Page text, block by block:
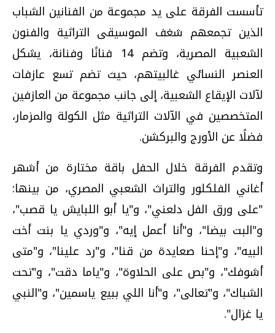
تأسست الفرقة على يد مجموعة من الفنانين الشباب
الذين تجمعهم شغف الموسيقى التراثية والفنون
الشعبية المصرية، وتضم 14 فنانًا وفنانة، يشكل
العنصر النسائي غالبيتهم، حيث تضم تسع عازفات
لآلات الإيقاع الشعبية، إلى جانب مجموعة من العازفين
المتخصصين في الآلات التراثية مثل الكولة والمزمار،
فضلًا عن الأورج والبركشن.
وتقدم الفرقة خلال الحفل باقة مختارة من أشهر
أغاني الفلكلور والتراث الشعبي المصري، من بينها:
"على ورق الفل دلعني"، و"يا أبو اللبايش يا قصب"،
و"البت بيضا"، و"أنا أعمل إيه"، و"وردي يا بنت أخت
البيه"، و"إحنا صعايدة من قنا"، و"رد علينا"، و"متى
أشوفك"، و"بص على الحلاوة"، و"ياما دقت"، و"تحت
الشباك"، و"تعالى"، و"أنا اللي ببيع ياسمين"، و"النبي
يا غزال".